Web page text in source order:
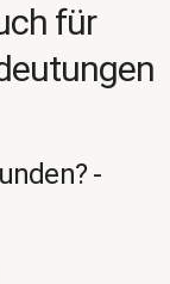
für
-